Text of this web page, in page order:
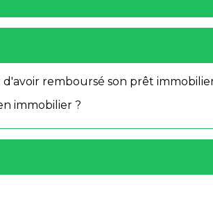
remboursé son prêt
immobilier ?